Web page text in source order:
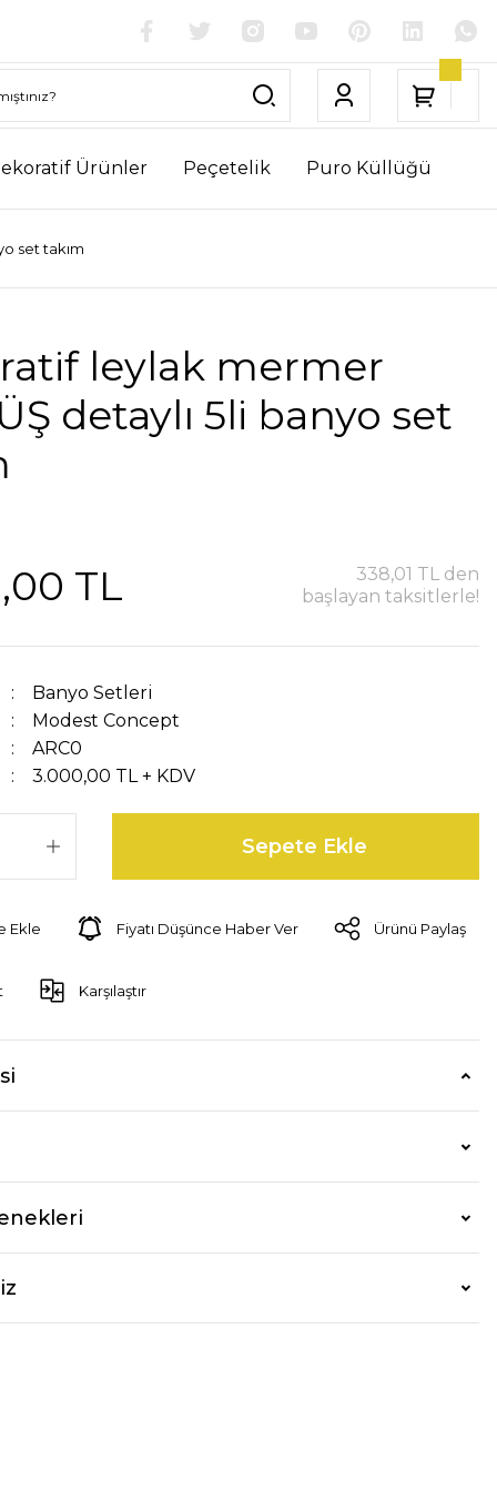
Ürünler Peçetelik Puro Küllüğü
set takım
leylak mermer
detaylı 5li banyo set
TL
338,01 TL den
başlayan taksitlerle!
Banyo Setleri
Modest Concept
ARC0
3.000,00 TL + KDV
Sepete Ekle
Fiyatı Düşünce Haber Ver Ürünü Paylaş
Karşılaştır